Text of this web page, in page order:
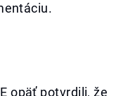
opäť potvrdili, že